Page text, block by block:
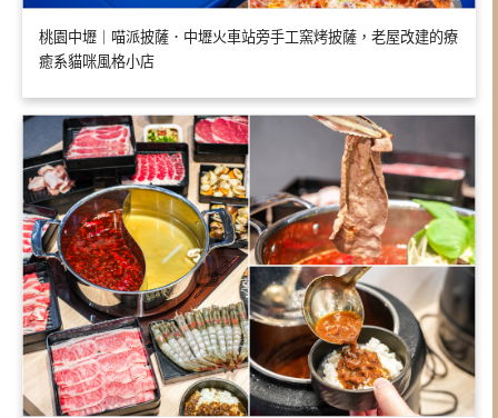
桃園中壢｜喵派披薩．中壢火車站旁手工窯烤披薩，老屋改建的療
癒系貓咪風格小店